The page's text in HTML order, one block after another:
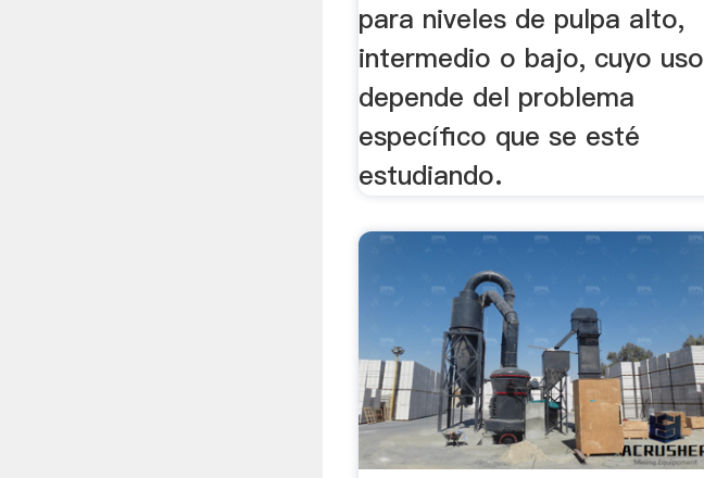
para niveles de pulpa alto,
intermedio o bajo, cuyo uso
depende del problema
específico que se esté
estudiando.